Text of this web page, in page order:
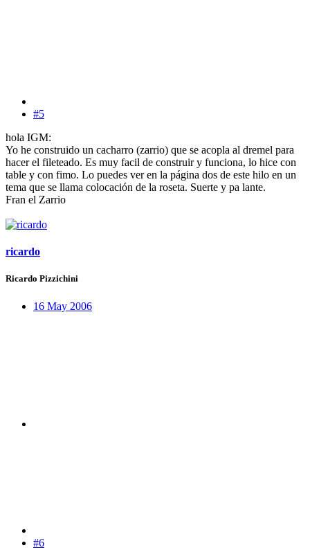
#5
hola IGM:
Yo he construido un cacharro (zarrio) que se acopla al dremel para
hacer el fileteado. Es muy facil de construir y funciona, lo hice con
table y con fimo. Lo puedes ver en la página dos de este hilo en un
tema que se llama colocación de la roseta. Suerte y pa lante.
Fran el Zarrio
ricardo
Ricardo Pizzichini
16 May 2006
#6